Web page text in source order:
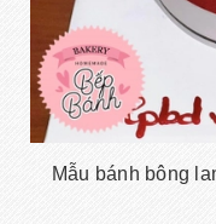
Mẫu bánh bông